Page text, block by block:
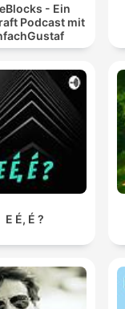
- Ein
Podcast mit
E É, É ?